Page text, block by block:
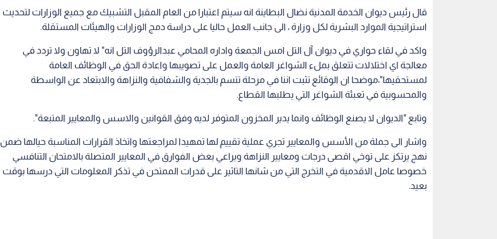
قال رئيس ديوان الخدمة المدنية نضال البطاينة انه سيتم اعتبارا من العام المقبل التشبيك مع جميع الوزارات لتحديث
استراتيجية الموارد البشرية لكل وزارة ، الى جانب العمل حاليا على دراسة دمج الوزارات والهيئات المستقلة.
واكد في لقاء حواري في ديوان آل التل امس الجمعة واداره المحامي عبدالرؤوف التل انه" لا تهاون ولا تردد في
معالجة اي اختلالات تتعلق بملء الشواغر العامة والعمل على تصويبها واعادة الحق في الوظائف العامة
لمستحقيها"،موضحا ان الوقائع تثبت اننا في مرحلة تتسم بالجدية والشفافية والنزاهة والابتعاد عن الواسطة
والمحسوبية في تعبئة الشواغر التي يطلبها القطاع.
وتابع "الديوان لا يصنع الوظائف وانما يدير المخزون المتوفر لديه وفق القوانين والاسس والمعايير المتبعة".
واشار الى جملة من الأسس والمعايير تجري عملية تقييم لها تمهيدا لمراجعتها واتخاذ القرارات المناسبة حيالها ضمن
نهج يرتكز على توخي اقصى درجات ومعايير النزاهة ويراعي بعض الفوارق في المعايير المتصلة بالامتحان التنافسي
خصوصا عامل الاقدمية في التخرج التي من شانها التاثير على قدرات الممتحن في تذكر المعلومات التي درسها بوقت
بعيد.